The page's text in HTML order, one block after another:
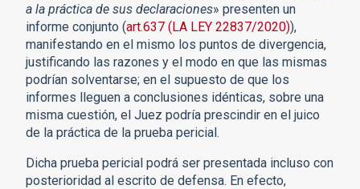
a la práctica de sus declaraciones» presenten un
informe conjunto (art.637 (LA LEY 22837/2020)),
manifestando en el mismo los puntos de divergencia,
justificando las razones y el modo en que las mismas
podrían solventarse; en el supuesto de que los
informes lleguen a conclusiones idénticas, sobre una
misma cuestión, el Juez podría prescindir en el juico
de la práctica de la prueba pericial.
Dicha prueba pericial podrá ser presentada incluso con
posterioridad al escrito de defensa. En efecto,